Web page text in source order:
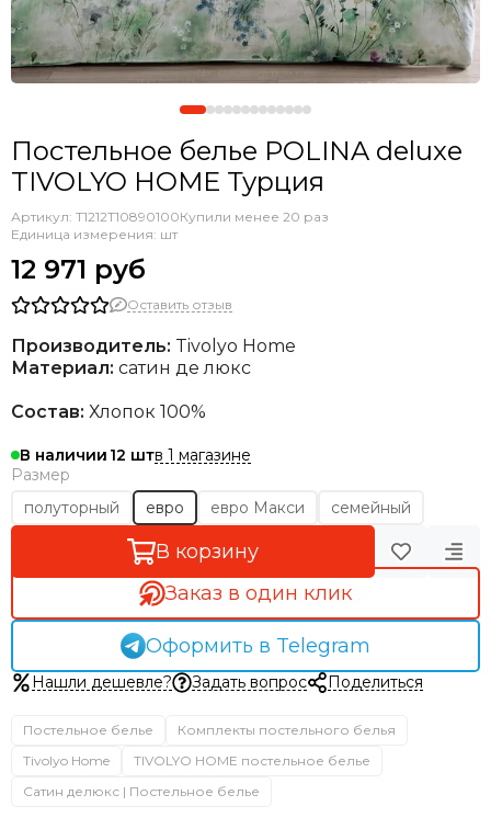
Постельное белье POLINA deluxe
TIVOLYO HOME Турция
Артикул: T1212T10890100Купили менее 20 раз
Единица измерения: шт
12 971 руб
Оставить отзыв
Производитель: Tivolyo Home
Материал: сатин де люкс
Состав: Хлопок 100%
В наличии 12
в 1 магазине
Размер
полуторный
евро евро Макси семейный
В корзину
Заказ в один клик
Оформить в Telegram
Нашли дешевле? Задать вопрос Поделиться
Постельное белье
Комплекты постельного белья
Tivolyo Home
TIVOLYO HOME постельное белье
Сатин делюкс | Постельное белье